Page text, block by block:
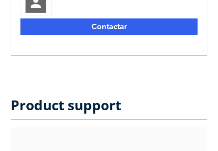
Contactar
Product support